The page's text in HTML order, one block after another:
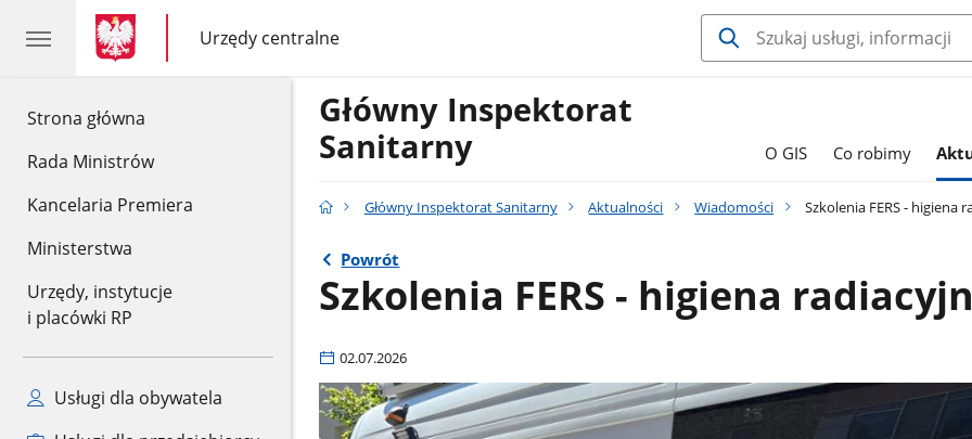
Strona główna
Rada Ministrów
Kancelaria Premiera
Ministerstwa
Urzędy, instytucje
i placówki RP
Usługi dla obywatela
gov.pl
gov.pl
Urzędy centralne
gov.pl
Urzędy
centralne
Główny Inspektorat
Sanitarny
O GIS Co robimy
Główny Inspektorat Sanitarny Aktualności Wiadomości Szkolenia FERS - higiena
Powrót
Szkolenia FERS - higiena
02.07.2026